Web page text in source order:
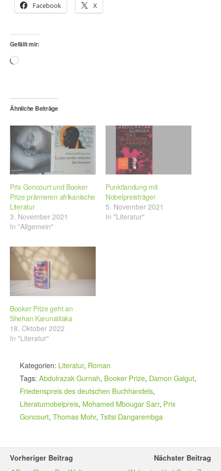
Facebook X
Gefällt mir:
Wird
Ähnliche Beiträge
Prix Goncourt und Booker
Prize prämieren afrikanische
Literatur
3. November 2021
In "Allgemein"
Punktlandung mit
Nobelpreisträger
5. November 2021
In "Literatur"
Booker Prize geht an
Shehan Karunatilaka
18. Oktober 2022
In "Literatur"
Kategorien: Literatur, Roman
Tags: Abdulrazak Gurnah, Booker Prize, Damon Galgut,
Friedenspreis des deutschen Buchhandels,
Literaturnobelpreis, Mohamed Mbougar Sarr, Prix
Goncourt, Thomas Mohr, Tsitsi Dangarembga
Vorheriger Beitrag Nächster Beitrag